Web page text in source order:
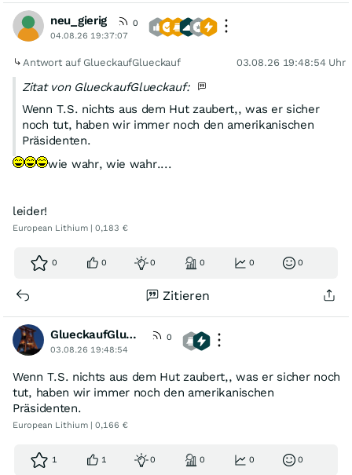
neu_gierig
0
04.08.26 19:37:07
Antwort auf GlueckaufGlueckauf 03.08.26 19:48:54 Uhr
Zitat von GlueckaufGlueckauf:
Wenn T.S. nichts aus dem Hut zaubert,, was er sicher
noch tut, haben wir immer noch den amerikanischen
Präsidenten.
wie wahr, wie wahr....
leider!
European Lithium | 0,183 €
0 0 0 0 0 0
Zitieren
GlueckaufGlueckauf
0
03.08.26 19:48:54
Wenn T.S. nichts aus dem Hut zaubert,, was er sicher noch
tut, haben wir immer noch den amerikanischen
Präsidenten.
European Lithium | 0,166 €
1 1 0 0 0 0